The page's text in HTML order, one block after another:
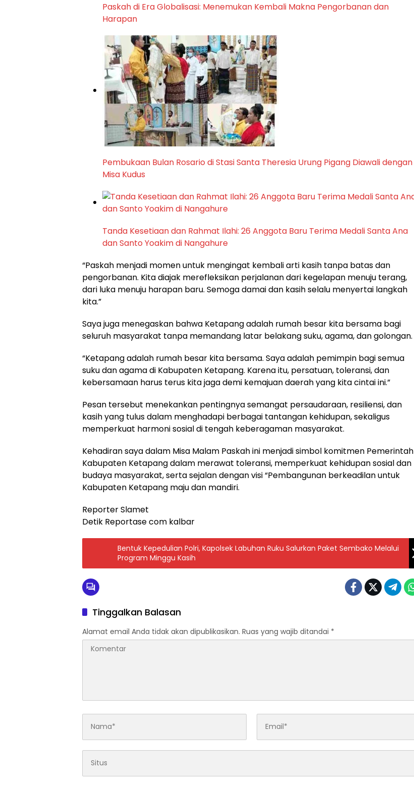
Paskah di Era Globalisasi: Menemukan Kembali Makna Pengorbanan dan
Harapan
Pembukaan Bulan Rosario di Stasi Santa Theresia Urung Pigang Diawali dengan
Misa Kudus
Tanda Kesetiaan dan Rahmat Ilahi: 26 Anggota Baru Terima Medali Santa Ana
dan Santo Yoakim di Nangahure
“Paskah menjadi momen untuk mengingat kembali arti kasih tanpa batas dan
pengorbanan. Kita diajak merefleksikan perjalanan dari kegelapan menuju terang,
dari luka menuju harapan baru. Semoga damai dan kasih selalu menyertai langkah
kita.”
Saya juga menegaskan bahwa Ketapang adalah rumah besar kita bersama bagi
seluruh masyarakat tanpa memandang latar belakang suku, agama, dan golongan.
“Ketapang adalah rumah besar kita bersama. Saya adalah pemimpin bagi semua
suku dan agama di Kabupaten Ketapang. Karena itu, persatuan, toleransi, dan
kebersamaan harus terus kita jaga demi kemajuan daerah yang kita cintai ini.”
Pesan tersebut menekankan pentingnya semangat persaudaraan, resiliensi, dan
kasih yang tulus dalam menghadapi berbagai tantangan kehidupan, sekaligus
memperkuat harmoni sosial di tengah keberagaman masyarakat.
Kehadiran saya dalam Misa Malam Paskah ini menjadi simbol komitmen Pemerintah
Kabupaten Ketapang dalam merawat toleransi, memperkuat kehidupan sosial dan
budaya masyarakat, serta sejalan dengan visi “Pembangunan berkeadilan untuk
Kabupaten Ketapang maju dan mandiri.
Reporter Slamet
Detik Reportase com kalbar
Bentuk Kepedulian Polri, Kapolsek Labuhan Ruku Salurkan Paket Sembako Melalui
Program Minggu Kasih
Tinggalkan Balasan
Alamat email Anda tidak akan dipublikasikan. Ruas yang wajib ditandai *